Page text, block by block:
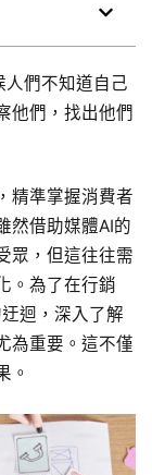
們不知道自己
他們，找出他們
精準掌握消費者
然借助媒體AI的
眾，但這往往需
。為了在行銷
迴，深入了解
為重要。這不僅
。